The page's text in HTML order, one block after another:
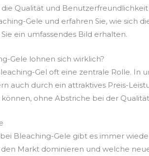
Qualität und Benutzerfreundlichkeit
Gele und erfahren Sie, wie sich
ein umfassendes Bild erhalten.
Gele lohnen sich wirklich?
Gel oft eine zentrale Rolle. In
auch durch ein attraktives Preis-
ohne Abstriche bei der
Bleaching-Gele gibt es immer
Markt dominieren und welche